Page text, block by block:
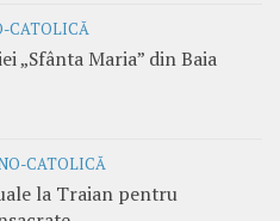
CATOLICĂ
„Sfânta Maria” din Baia
CATOLICĂ
la Traian pentru